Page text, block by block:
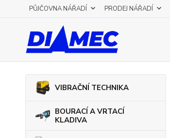
PŮJČOVNA NÁŘADÍ PRODEJ NÁŘADÍ
VIBRAČNÍ TECHNIKA
BOURACÍ A VRTACÍ
KLADIVA